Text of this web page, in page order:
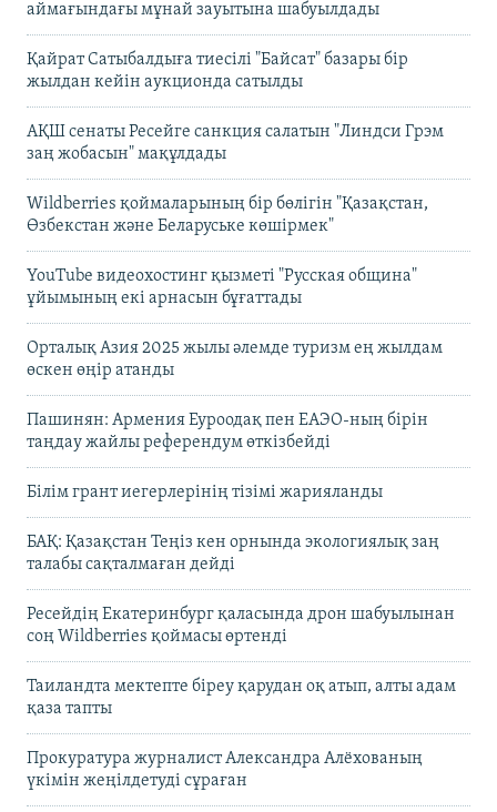
аймағындағы мұнай зауытына шабуылдады
Қайрат Сатыбалдыға тиесілі "Байсат" базары бір
жылдан кейін аукционда сатылды
АҚШ сенаты Ресейге санкция салатын "Линдси Грэм
заң жобасын" мақұлдады
Wildberries қоймаларының бір бөлігін "Қазақстан,
Өзбекстан және Беларуське көшірмек"
YouTube видеохостинг қызметі "Русская община"
ұйымының екі арнасын бұғаттады
Орталық Азия 2025 жылы әлемде туризм ең жылдам
өскен өңір атанды
Пашинян: Армения Еуроодақ пен ЕАЭО-ның бірін
таңдау жайлы референдум өткізбейді
Білім грант иегерлерінің тізімі жарияланды
БАҚ: Қазақстан Теңіз кен орнында экологиялық заң
талабы сақталмаған дейді
Ресейдің Екатеринбург қаласында дрон шабуылынан
соң Wildberries қоймасы өртенді
Таиландта мектепте біреу қарудан оқ атып, алты адам
қаза тапты
Прокуратура журналист Александра Алёхованың
үкімін жеңілдетуді сұраған